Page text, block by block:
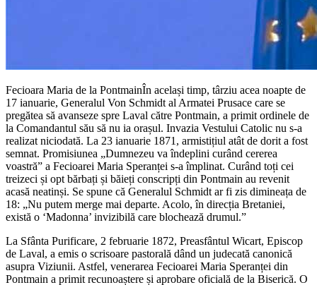
Fecioara Maria de la PontmainÎn același timp, târziu acea noapte de
17 ianuarie, Generalul Von Schmidt al Armatei Prusace care se
pregătea să avanseze spre Laval către Pontmain, a primit ordinele de
la Comandantul său să nu ia orașul. Invazia Vestului Catolic nu s-a
realizat niciodată. La 23 ianuarie 1871, armistițiul atât de dorit a fost
semnat. Promisiunea „Dumnezeu va îndeplini curând cererea
voastră” a Fecioarei Maria Speranței s-a împlinat. Curând toți cei
treizeci și opt bărbați și băieți conscripți din Pontmain au revenit
acasă neatinși. Se spune că Generalul Schmidt ar fi zis dimineața de
18: „Nu putem merge mai departe. Acolo, în direcția Bretaniei,
există o ‘Madonna’ invizibilă care blochează drumul.”
La Sfânta Purificare, 2 februarie 1872, Preasfântul Wicart, Episcop
de Laval, a emis o scrisoare pastorală dând un judecată canonică
asupra Viziunii. Astfel, venerarea Fecioarei Maria Speranței din
Pontmain a primit recunoaștere și aprobare oficială de la Biserică. O